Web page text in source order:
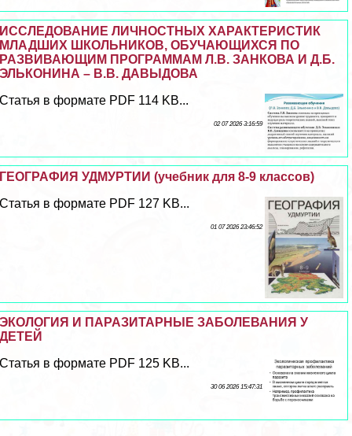
ИССЛЕДОВАНИЕ ЛИЧНОСТНЫХ ХАРАКТЕРИСТИК
МЛАДШИХ ШКОЛЬНИКОВ, ОБУЧАЮЩИХСЯ ПО
РАЗВИВАЮЩИМ ПРОГРАММАМ Л.В. ЗАНКОВА И Д.Б.
ЭЛЬКОНИНА – В.В. ДАВЫДОВА
Статья в формате PDF 114 KB...
02 07 2026 3:16:59
ГЕОГРАФИЯ УДМУРТИИ (учебник для 8-9 классов)
Статья в формате PDF 127 KB...
01 07 2026 23:46:52
ЭКОЛОГИЯ И ПАРАЗИТАРНЫЕ ЗАБОЛЕВАНИЯ У
ДЕТЕЙ
Статья в формате PDF 125 KB...
30 06 2026 15:47:31